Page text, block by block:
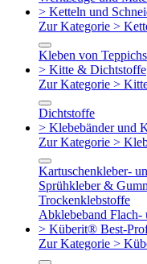
> Ketteln und
Zur Kategorie >
Kleben von
> Kitte & Dichtstoffe
Zur Kategorie >
Dichtstoffe
> Klebebänder und
Zur Kategorie >
Kartuschenkleber-
Sprühkleber &
Trockenklebstoffe
Abklebeband Flach-
> Küberit® Best-
Zur Kategorie >